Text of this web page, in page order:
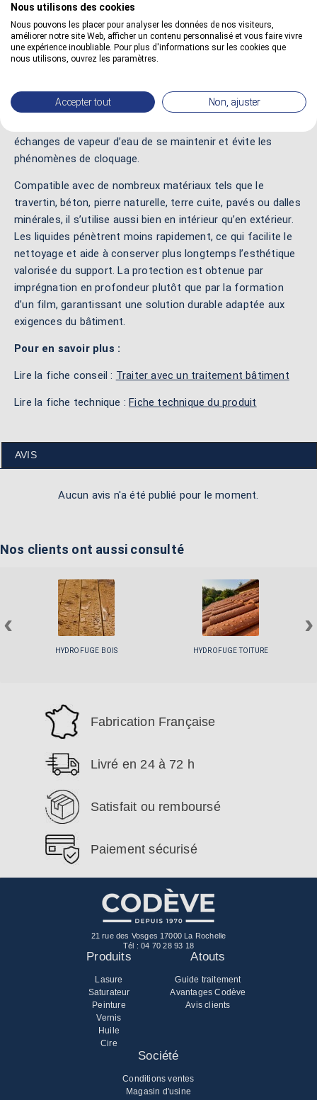
Après application, la surface présente un rendu soutenu et
homogène, proche de l’aspect obtenu lorsque le support
est légèrement mouillé. Le produit ne s’écaille pas et ne
réduit l’absorption de l’eau, limite l’encrassement et
contribue à prévenir les dégradations liées aux variations
échanges de vapeur d’eau de se maintenir et évite les
phénomènes de cloquage.
Compatible avec de nombreux matériaux tels que le
travertin, béton, pierre naturelle, terre cuite, pavés ou dalles
minérales, il s’utilise aussi bien en intérieur qu’en extérieur.
Les liquides pénètrent moins rapidement, ce qui facilite le
nettoyage et aide à conserver plus longtemps l’esthétique
valorisée du support. La protection est obtenue par
imprégnation en profondeur plutôt que par la formation
d’un film, garantissant une solution durable adaptée aux
exigences du bâtiment.
Pour en savoir plus :
Lire la fiche conseil : Traiter avec un traitement bâtiment
Lire la fiche technique :Fiche technique du produit
AVIS
Aucun avis n'a été publié pour le moment.
Nos clients ont aussi consulté
HYDROFUGE BOIS HYDROFUGE TOITURE
‹ ›
Fabrication Française
Livré en 24 à 72 h
Satisfait ou remboursé
Paiement sécurisé
21 rue des Vosges 17000 La Rochelle
Tél :04 70 28 93 18
Produits
Lasure
Saturateur
Peinture
Vernis
Huile
Cire
Atouts
Guide traitement
Avantages Codève
Avis clients
Société
Conditions ventes
Magasin d'usine
Nous utilisons des cookies
Nous pouvons les placer pour analyser les données de nos visiteurs,
améliorer notre site Web, afficher un contenu personnalisé et vous faire vivre
une expérience inoubliable. Pour plus d'informations sur les cookies que
nous utilisons, ouvrez les paramètres.
Accepter tout Non, ajuster